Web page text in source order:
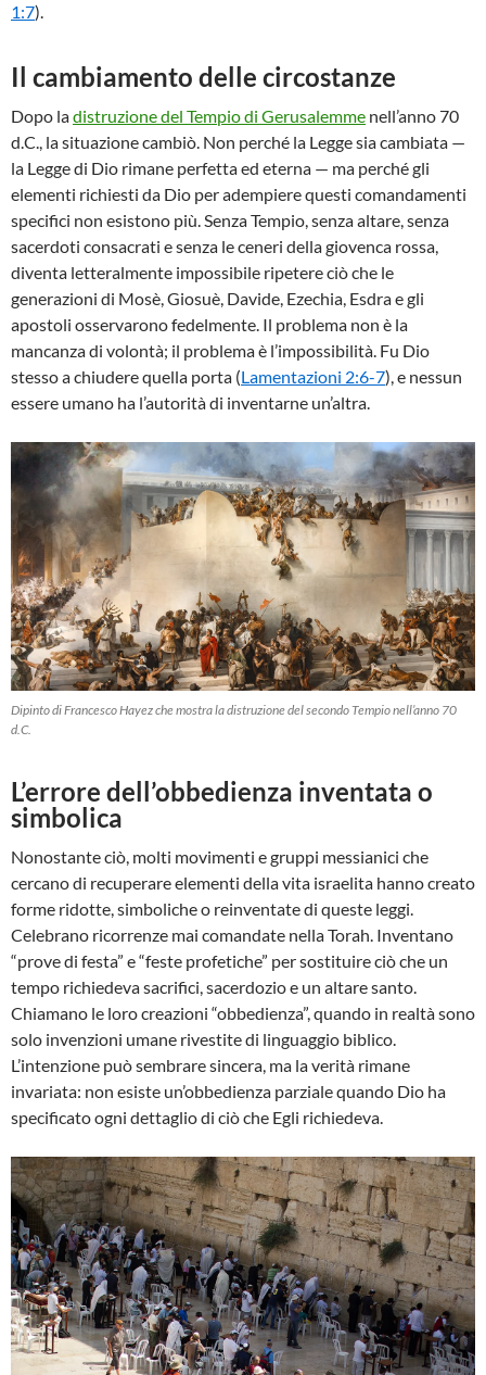
1:7).
Il cambiamento delle circostanze
Dopo ladistruzione del Tempio di Gerusalemme nell’anno 70
d.C., la situazione cambiò. Non perché la Legge sia cambiata —
la Legge di Dio rimane perfetta ed eterna — ma perché gli
elementi richiesti da Dio per adempiere questi comandamenti
specifici non esistono più. Senza Tempio, senza altare, senza
sacerdoti consacrati e senza le ceneri della giovenca rossa,
diventa letteralmente impossibile ripetere ciò che le
generazioni di Mosè, Giosuè, Davide, Ezechia, Esdra e gli
apostoli osservarono fedelmente. Il problema non è la
mancanza di volontà; il problema è l’impossibilità. Fu Dio
stesso a chiudere quella porta (Lamentazioni 2:6-7), e nessun
essere umano ha l’autorità di inventarne un’altra.
Dipinto di Francesco Hayez che mostra la distruzione del secondo Tempio nell’anno 70
d.C.
L’errore dell’obbedienza inventata o
simbolica
Nonostante ciò, molti movimenti e gruppi messianici che
cercano di recuperare elementi della vita israelita hanno creato
forme ridotte, simboliche o reinventate di queste leggi.
Celebrano ricorrenze mai comandate nella Torah. Inventano
“prove di festa” e “feste profetiche” per sostituire ciò che un
tempo richiedeva sacrifici, sacerdozio e un altare santo.
Chiamano le loro creazioni “obbedienza”, quando in realtà sono
solo invenzioni umane rivestite di linguaggio biblico.
L’intenzione può sembrare sincera, ma la verità rimane
invariata: non esiste un’obbedienza parziale quando Dio ha
specificato ogni dettaglio di ciò che Egli richiedeva.